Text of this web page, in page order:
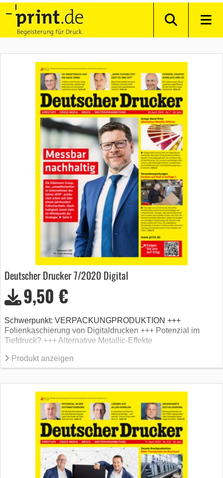
Deutscher Drucker 7/2020 Digital
9,50 €
Schwerpunkt: VERPACKUNGPRODUKTION +++
Folienkaschierung von Digitaldrucken +++ Potenzial im
Tiefdruck? +++ Alternative Metallic-Effekte
Produkt anzeigen